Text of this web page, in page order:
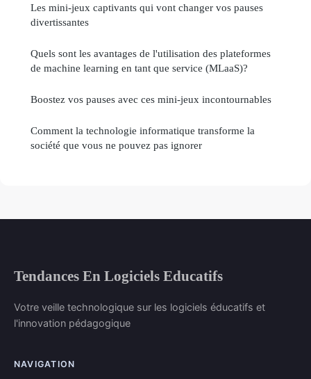
Les mini-jeux captivants qui vont changer vos pauses
divertissantes
Quels sont les avantages de l'utilisation des plateformes
de machine learning en tant que service (MLaaS)?
Boostez vos pauses avec ces mini-jeux incontournables
Comment la technologie informatique transforme la
société que vous ne pouvez pas ignorer
Tendances En Logiciels Educatifs
Votre veille technologique sur les logiciels éducatifs et
l'innovation pédagogique
NAVIGATION